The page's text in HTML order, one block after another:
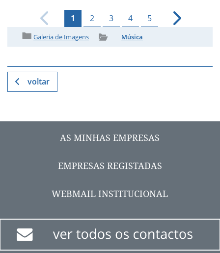
1 2 3 4 5
Galeria de Imagens Música
voltar
AS MINHAS EMPRESAS
EMPRESAS REGISTADAS
WEBMAIL INSTITUCIONAL